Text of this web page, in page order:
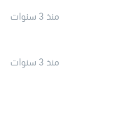
منذ 3 سنوات
منذ 3 سنوات